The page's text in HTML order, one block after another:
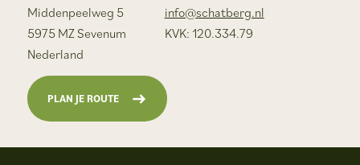
Middenpeelweg 5
5975 MZ Sevenum
Nederland
info@schatberg.nl
KVK: 120.334.79
PLAN JE ROUTE